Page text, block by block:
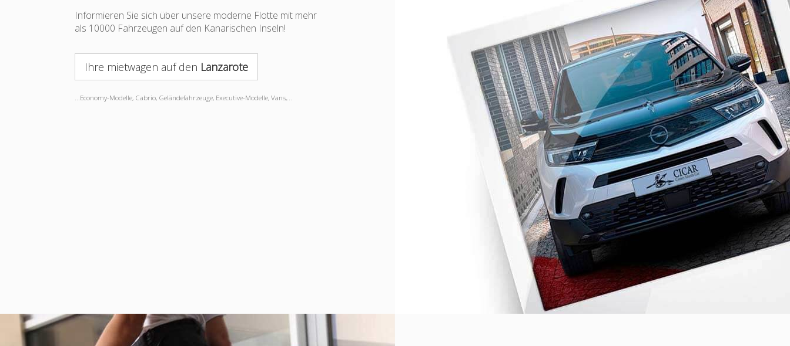
Informieren Sie sich über unsere moderne Flotte mit mehr
als 10000 Fahrzeugen auf den Kanarischen Inseln!
Ihre mietwagen auf den Lanzarote
...Economy-Modelle, Cabrio, Geländefahrzeuge, Executive-Modelle, Vans,...